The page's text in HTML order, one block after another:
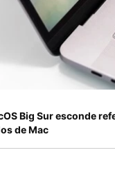
Big Sur esconde
de Mac